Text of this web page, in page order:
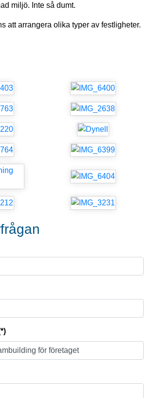
miljö. Inte så dumt.
att arrangera olika typer av festligheter.